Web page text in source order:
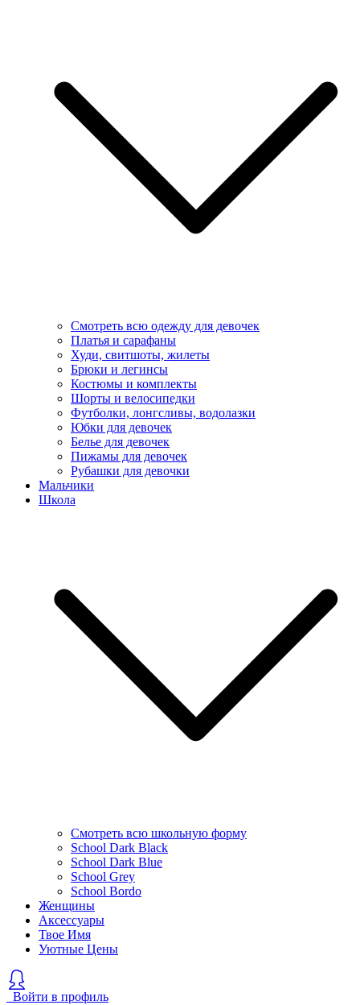
Смотреть всю одежду для девочек
Платья и сарафаны
Худи, свитшоты, жилеты
Брюки и легинсы
Костюмы и комплекты
Шорты и велосипедки
Футболки, лонгсливы, водолазки
Юбки для девочек
Белье для девочек
Пижамы для девочек
Рубашки для девочки
Мальчики
Школа
Смотреть всю школьную форму
School Dark Black
School Dark Blue
School Grey
School Bordo
Женщины
Аксессуары
Твое Имя
Уютные Цены
Войти в профиль